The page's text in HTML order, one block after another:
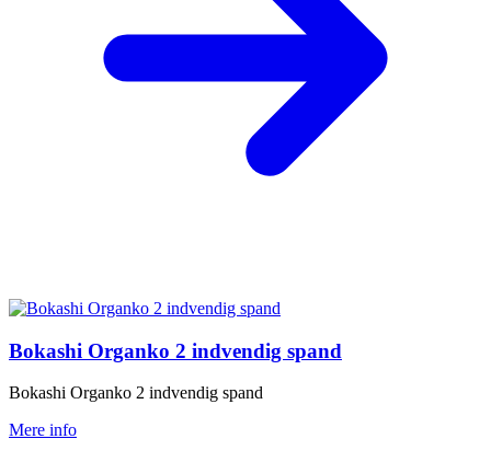
Bokashi Organko 2 indvendig spand
Bokashi Organko 2 indvendig spand
Mere info